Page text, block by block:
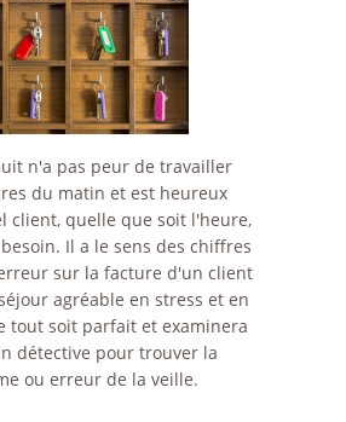
n'a pas peur de travailler
du matin et est heureux
client, quelle que soit l'heure,
Il a le sens des chiffres
sur la facture d'un client
agréable en stress et en
tout soit parfait et examinera
détective pour trouver la
ou erreur de la veille.